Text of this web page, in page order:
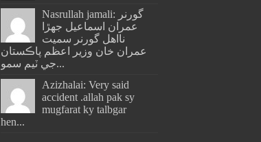
Nasrullah jamali: گورنر
عمران اسماعيل جھڙا
نااهل گورنر سميت
عمران خان وزير اعظم پاڪستان
جي ٽيم سمو...
Azizhalai: Very said
accident .allah pak sy
mugfarat ky talbgar
hen...